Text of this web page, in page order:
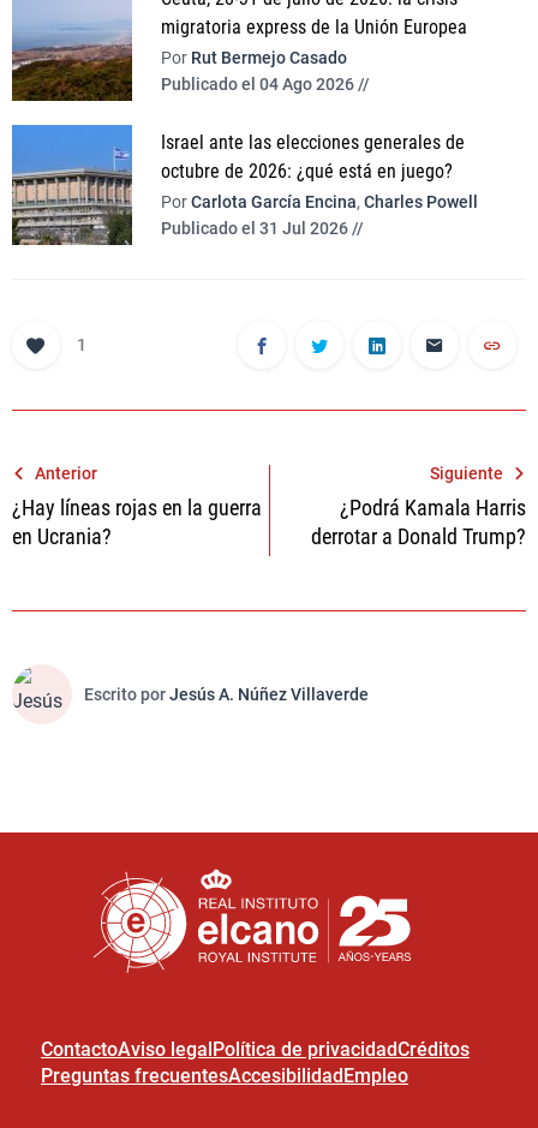
migratoria express de la Unión Europea
Por Rut Bermejo Casado
Publicado el 04 Ago 2026 //
Israel ante las elecciones generales de
octubre de 2026: ¿qué está en juego?
PorCarlota García Encina, Charles Powell
Publicado el 31 Jul 2026 //
1
Navegación
de
entradas
Anterior
¿Hay líneas rojas en la guerra
en Ucrania?
Siguiente
¿Podrá Kamala Harris
derrotar a Donald Trump?
Escrito porJesús A. Núñez Villaverde
ContactoAviso legalPolítica de privacidadCréditos
Preguntas frecuentesAccesibilidadEmpleo